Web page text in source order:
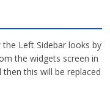
Left Sidebar looks by
the widgets screen in
this will be replaced